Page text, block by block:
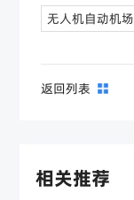
无人机自动机场
返回列表
相关推荐